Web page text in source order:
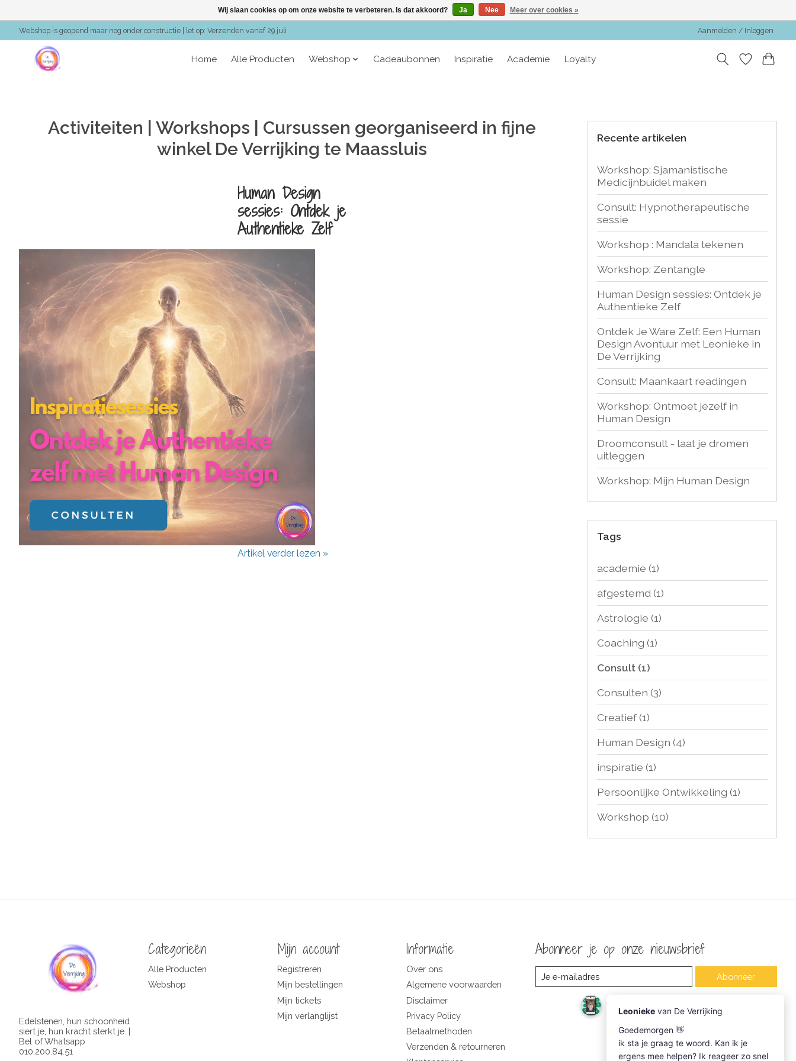
Webshop is geopend maar nog onder constructie | let op: Verzenden vanaf 29 juli Aanmelden / Inloggen
Home Alle Producten Webshop Cadeaubonnen Inspiratie Academie Loyalty
Activiteiten | Workshops | Cursussen georganiseerd in fijne
winkel De Verrijking te Maassluis
Human Design
sessies: Ontdek je
Authentieke Zelf
Artikel verder lezen »
Recente artikelen
Workshop: Sjamanistische
Medicijnbuidel maken
Consult: Hypnotherapeutische
sessie
Workshop : Mandala tekenen
Workshop: Zentangle
Human Design sessies: Ontdek je
Authentieke Zelf
Ontdek Je Ware Zelf: Een Human
Design Avontuur met Leonieke in
De Verrijking
Consult: Maankaart readingen
Workshop: Ontmoet jezelf in
Human Design
Droomconsult - laat je dromen
uitleggen
Workshop: Mijn Human Design
Tags
academie (1)
afgestemd (1)
Astrologie (1)
Coaching (1)
Consult (1)
Consulten (3)
Creatief(1)
Human Design (4)
inspiratie (1)
Persoonlijke Ontwikkeling (1)
Workshop (10)
Edelstenen, hun schoonheid
siert je, hun kracht sterkt je. |
Bel of Whatsapp
010.200.84.51
Categorieën
Alle Producten
Webshop
Mijn account
Registreren
Mijn bestellingen
Mijn tickets
Mijn verlanglijst
Informatie
Over ons
Algemene voorwaarden
Disclaimer
Privacy Policy
Betaalmethoden
Verzenden & retourneren
Abonneer je op onze nieuwsbrief
Abonneer
Wij slaan cookies op om onze website te verbeteren. Is dat akkoord? Ja Nee Meer over cookies »